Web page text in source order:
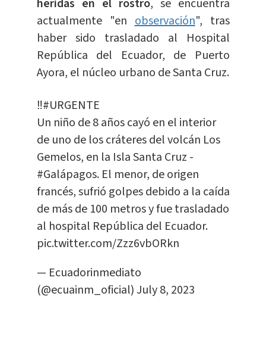
heridas en el rostro, se encuentra
actualmente "enobservación", tras
haber sido trasladado al Hospital
República del Ecuador, de Puerto
Ayora, el núcleo urbano de Santa Cruz.
‼️#URGENTE
Un niño de 8 años cayó en el interior
de uno de los cráteres del volcán Los
Gemelos, en la Isla Santa Cruz -
#Galápagos. El menor, de origen
francés, sufrió golpes debido a la caída
de más de 100 metros y fue trasladado
al hospital República del Ecuador.
pic.twitter.com/Zzz6vbORkn
— Ecuadorinmediato
(@ecuainm_oficial)July 8, 2023